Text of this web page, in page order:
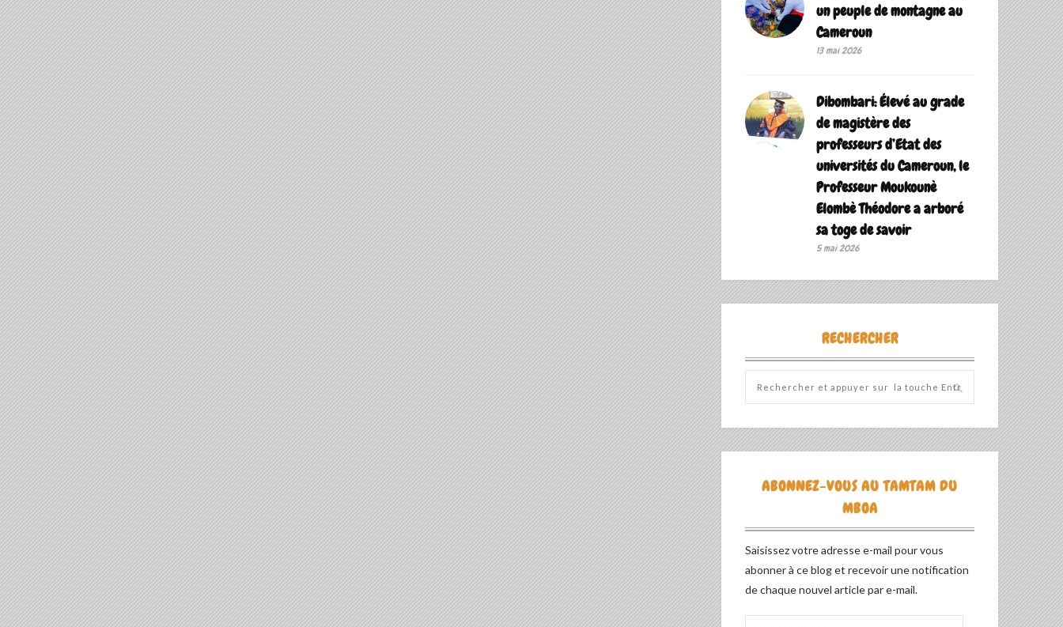
un peuple de montagne au
Cameroun
13 mai 2026
Dibombari: Élevé au grade
de magistère des
professeurs d’Etat des
universités du Cameroun, le
Professeur Moukounè
Elombè Théodore a arboré
sa toge de savoir ‎
5 mai 2026
RECHERCHER
ABONNEZ-VOUS AU TAMTAM DU
MBOA
Saisissez votre adresse e-mail pour vous
abonner à ce blog et recevoir une notification
de chaque nouvel article par e-mail.